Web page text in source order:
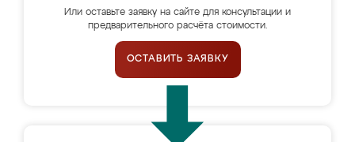
Или оставьте заявку на сайте для консультации и
предварительного расчёта стоимости.
ОСТАВИТЬ ЗАЯВКУ